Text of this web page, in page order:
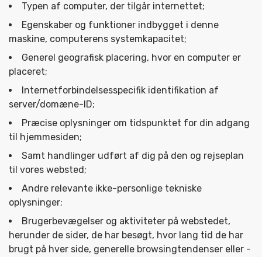
Typen af computer, der tilgår internettet;
Egenskaber og funktioner indbygget i denne
maskine, computerens systemkapacitet;
Generel geografisk placering, hvor en computer er
placeret;
Internetforbindelsesspecifik identifikation af
server/domæne-ID;
Præcise oplysninger om tidspunktet for din adgang
til hjemmesiden;
Samt handlinger udført af dig på den og rejseplan
til vores websted;
Andre relevante ikke-personlige tekniske
oplysninger;
Brugerbevægelser og aktiviteter på webstedet,
herunder de sider, de har besøgt, hvor lang tid de har
brugt på hver side, generelle browsingtendenser eller -